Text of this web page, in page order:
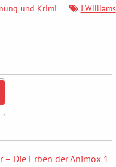
und Krimi J.Williams
– Die Erben der Animox 1